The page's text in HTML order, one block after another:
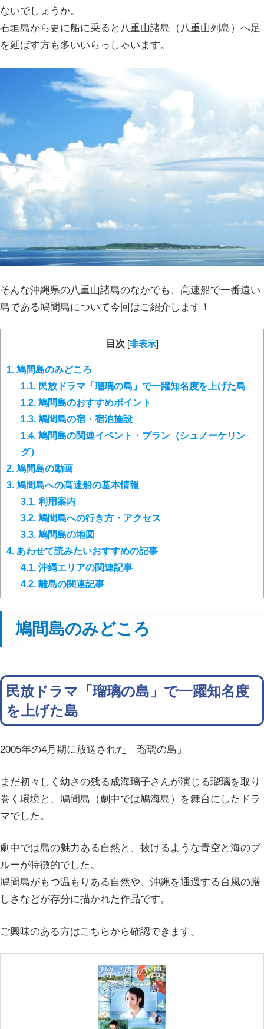
ないでしょうか。
石垣島から更に船に乗ると八重山諸島（八重山列島）へ足
を延ばす方も多いいらっしゃいます。
そんな沖縄県の八重山諸島のなかでも、高速船で一番遠い
島である鳩間島について今回はご紹介します！
目次 [非表示]
1. 鳩間島のみどころ
1.1. 民放ドラマ「瑠璃の島」で一躍知名度を上げた島
1.2. 鳩間島のおすすめポイント
1.3. 鳩間島の宿・宿泊施設
1.4. 鳩間島の関連イベント・プラン（シュノーケリン
グ）
2. 鳩間島の動画
3. 鳩間島への高速船の基本情報
3.1. 利用案内
3.2. 鳩間島への行き方・アクセス
3.3. 鳩間島の地図
4. あわせて読みたいおすすめの記事
4.1. 沖縄エリアの関連記事
4.2. 離島の関連記事
鳩間島のみどころ
民放ドラマ「瑠璃の島」で一躍知名度
を上げた島
2005年の4月期に放送された「瑠璃の島」
まだ初々しく幼さの残る成海璃子さんが演じる瑠璃を取り
巻く環境と、鳩間島（劇中では鳩海島）を舞台にしたドラ
マでした。
劇中では島の魅力ある自然と、抜けるような青空と海のブ
ルーが特徴的でした。
鳩間島がもつ温もりある自然や、沖縄を通過する台風の厳
しさなどが存分に描かれた作品です。
ご興味のある方はこちらから確認できます。